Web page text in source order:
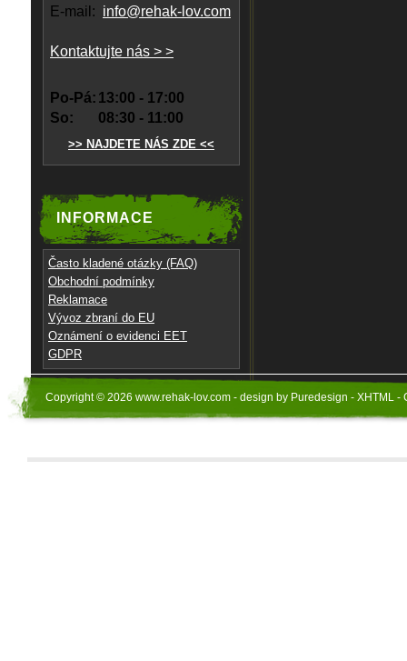
E-mail: info@rehak-lov.com
Kontaktujte nás > >
Po-Pá: 13:00 - 17:00
So:
08:30 - 11:00
>> NAJDETE NÁS ZDE <<
INFORMACE
Často kladené otázky (FAQ)
Obchodní podmínky
Reklamace
Vývoz zbraní do EU
Oznámení o evidenci EET
GDPR
Copyright © 2026 www.rehak-lov.com - design by Puredesign - XHTML -